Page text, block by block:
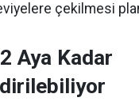
çekilmesi
Aya Kadar